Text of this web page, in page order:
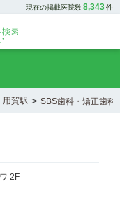
現在の掲載医院数8,343件
用賀駅 > SBS歯科・矯正歯科
2F